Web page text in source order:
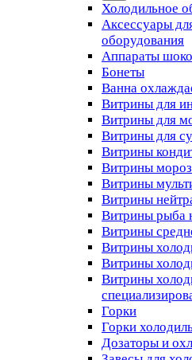
Холодильное
Аксессуары
оборудования
Аппараты
Бонеты
Ванна
Витрины для
Витрины для
Витрины для
Витрины
Витрины
Витрины
Витрины
Витрины рыба
Витрины
Витрины
Витрины
Витрины
Горки
Горки
Дозаторы и